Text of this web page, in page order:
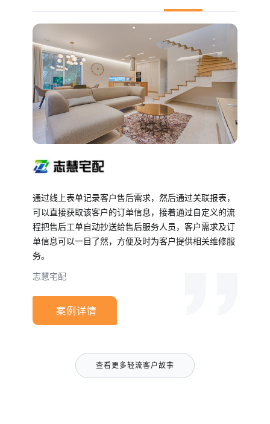
通过线上表单记录客户售后需求，然后通过关联报表，
可以直接获取该客户的订单信息，接着通过自定义的流
程把售后工单自动抄送给售后服务人员，客户需求及订
单信息可以一目了然，方便及时为客户提供相关维修服
务。
志慧宅配
案例详情
查看更多轻流客户故事